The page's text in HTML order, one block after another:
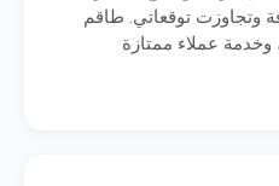
وتجاوزت توقعاتي. طاقم